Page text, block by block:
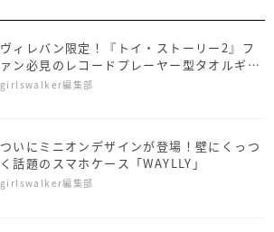
ヴィレバン限定！『トイ・ストーリー2』フ
ァン必見のレコードプレーヤー型タオルギフ
トがお目見え
girlswalker編集部
ついにミニオンデザインが登場！壁にくっつ
く話題のスマホケース「WAYLLY」
girlswalker編集部